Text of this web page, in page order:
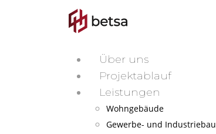
Über uns
Projektablauf
Leistungen
Wohngebäude
Gewerbe- und Industriebau